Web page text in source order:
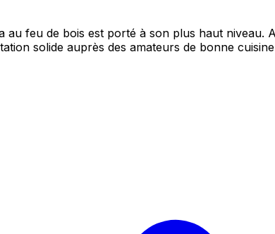
feu de bois est porté à son plus haut niveau.
solide auprès des amateurs de bonne